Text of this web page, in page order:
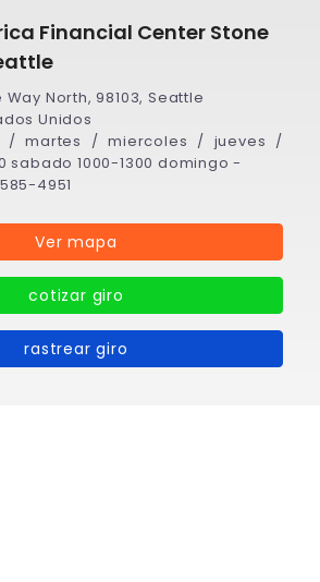
Financial Center Stone
Way North, 98103, Seattle
Unidos
/ martes / miercoles / jueves /
sabado 1000-1300 domingo -
4951
Ver mapa
cotizar giro
rastrear giro